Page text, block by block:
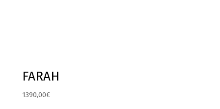
FARAH
1390,00€